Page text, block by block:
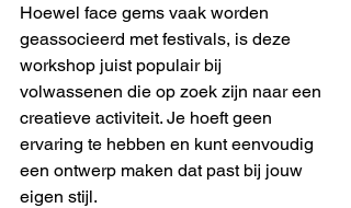
Hoewel face gems vaak worden
geassocieerd met festivals, is deze
workshop juist populair bij
volwassenen die op zoek zijn naar een
creatieve activiteit. Je hoeft geen
ervaring te hebben en kunt eenvoudig
een ontwerp maken dat past bij jouw
eigen stijl.